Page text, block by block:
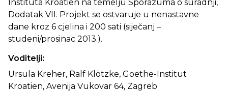
Instituta Kroatien na temelju Sporazuma o suradnji,
Dodatak VII. Projekt se ostvaruje u nenastavne
dane kroz 6 cjelina i 200 sati (siječanj –
studeni/prosinac 2013.).
Voditelji:
Ursula Kreher, Ralf Klötzke, Goethe-Institut
Kroatien, Avenija Vukovar 64, Zagreb